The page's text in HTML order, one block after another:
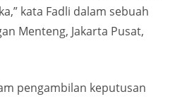
kata Fadli dalam sebuah
Menteng, Jakarta Pusat,
pengambilan keputusan